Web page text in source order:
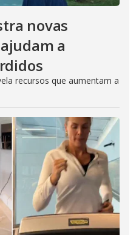
novas
a
recursos que aumentam a